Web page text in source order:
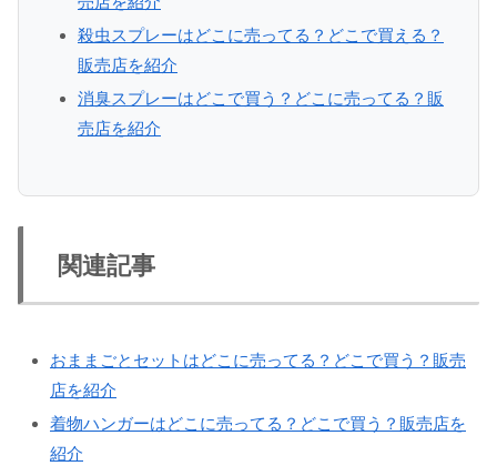
殺虫スプレーはどこに売ってる？どこで買える？
販売店を紹介
消臭スプレーはどこで買う？どこに売ってる？販
売店を紹介
関連記事
おままごとセットはどこに売ってる？どこで買う？販売
店を紹介
着物ハンガーはどこに売ってる？どこで買う？販売店を
紹介